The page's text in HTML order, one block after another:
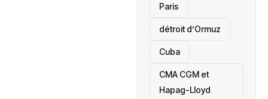
Paris
détroit d’Ormuz
‎Cuba
CMA CGM et
Hapag-Lloyd